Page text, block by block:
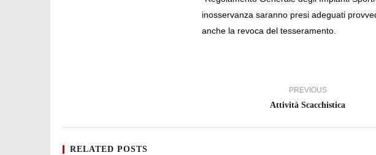
inosservanza saranno presi adeguati
anche la revoca del tesseramento.
PREVIOUS
Attività Scacchistica
RELATED POSTS